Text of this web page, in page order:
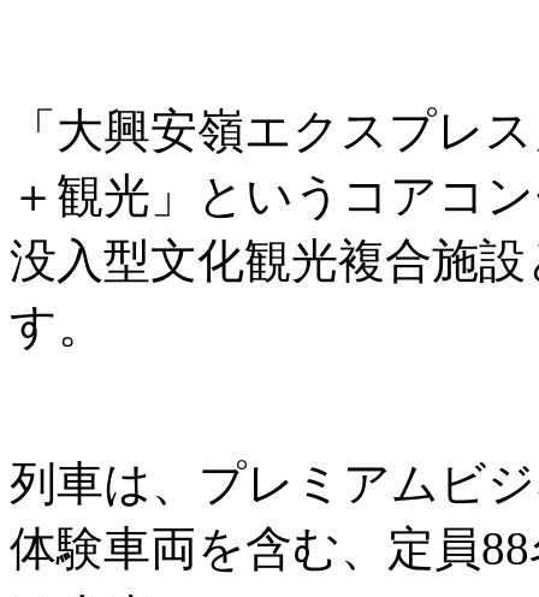
「大興安嶺エクスプレ
＋観光」というコアコ
没入型文化観光複合施
す。
列車は、プレミアムビ
体験車両を含む、定員